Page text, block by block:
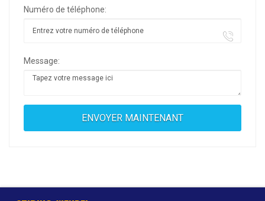
Numéro de téléphone:
Message: